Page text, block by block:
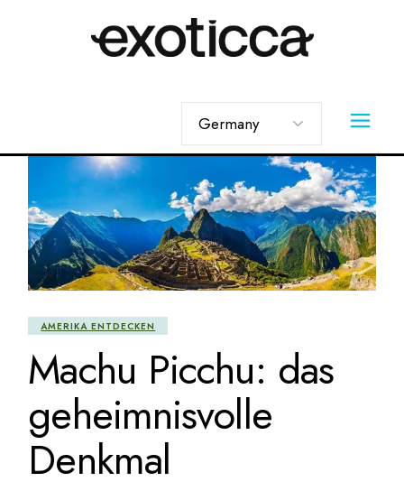
auswählen
AMERIKA ENTDECKEN
Machu Picchu: das
geheimnisvolle
Denkmal